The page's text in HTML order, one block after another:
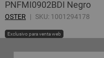
PNFMI0902BDI Negro
OSTER SKU: 1001294178
Exclusivo para venta web